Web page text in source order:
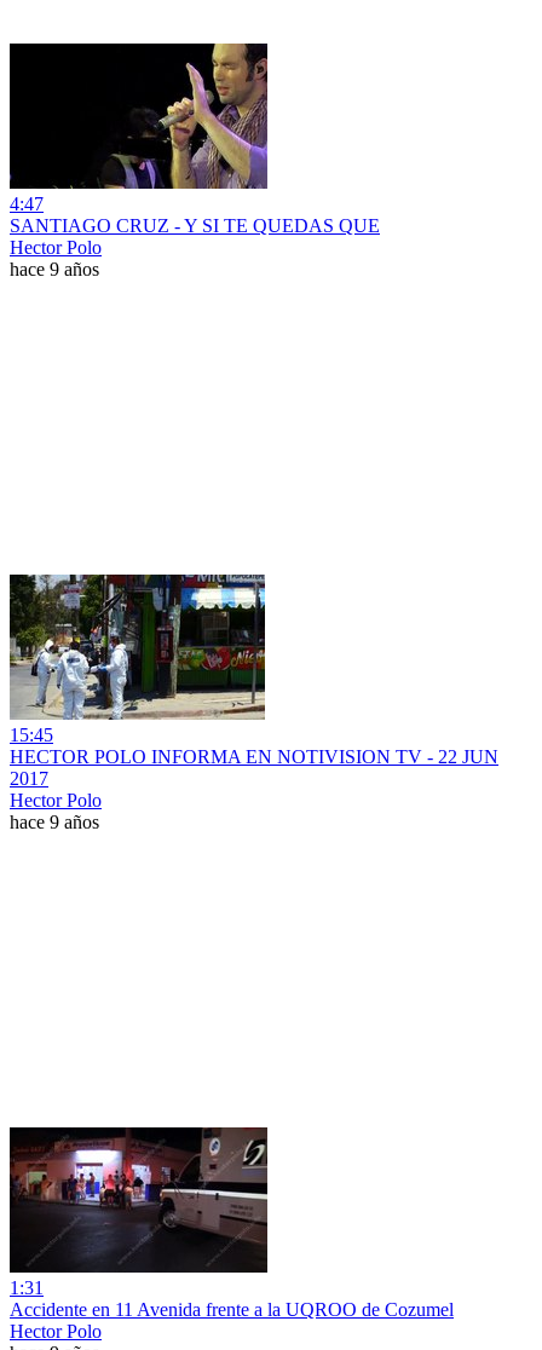
4:47
SANTIAGO CRUZ - Y SI TE QUEDAS QUE
Hector Polo
hace 9 años
15:45
HECTOR POLO INFORMA EN NOTIVISION TV - 22 JUN
2017
Hector Polo
hace 9 años
1:31
Accidente en 11 Avenida frente a la UQROO de Cozumel
Hector Polo